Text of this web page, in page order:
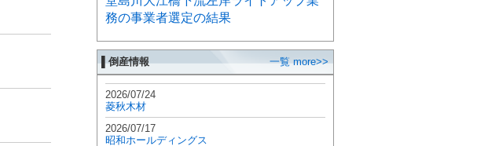
務の事業者選定の結果
▌倒産情報 一覧 more>>
2026/07/24
菱秋木材
2026/07/17
昭和ホールディングス